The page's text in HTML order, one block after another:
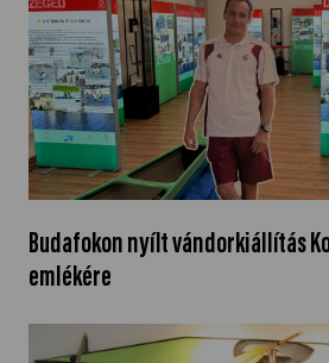
Budafokon nyílt vándorkiállítás
emlékére